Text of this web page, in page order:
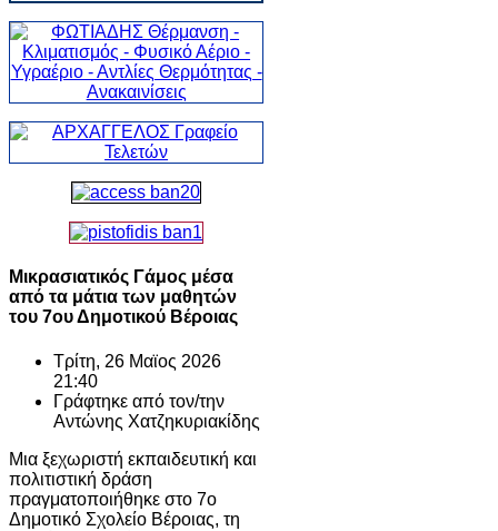
Μικρασιατικός Γάμος μέσα
από τα μάτια των μαθητών
του 7ου Δημοτικού Βέροιας
Τρίτη, 26 Μαϊος 2026
21:40
Γράφτηκε από τον/την
Αντώνης Χατζηκυριακίδης
Μια ξεχωριστή εκπαιδευτική και
πολιτιστική δράση
πραγματοποιήθηκε στο 7ο
Δημοτικό Σχολείο Βέροιας, τη